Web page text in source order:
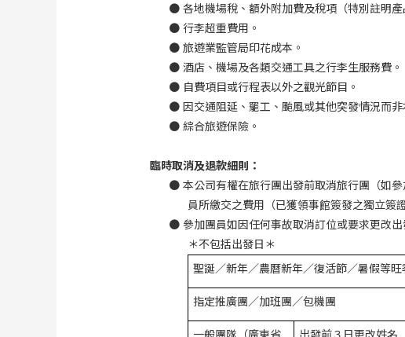
● 各地機場稅、額外附加費及稅項（特別註明產
● 行李超重費用。
● 旅遊業監管局印花成本。
● 酒店、機場及各類交通工具之行李生服務費。
● 自費項目或行程表以外之觀光節目。
● 因交通阻延、罷工、颱風或其他突發情況而
● 綜合旅遊保險。
臨時取消及退款細則：
● 本公司有權在旅行團出發前取消旅行團（如
員所繳交之費用（已獲領事館簽發之獨立簽
● 參加團員如因任何事故取消訂位或要求更改
＊不包括出發日＊
聖誕／新年／農曆新年／復活節／暑假等旺
指定推廣團／加班團／包機團